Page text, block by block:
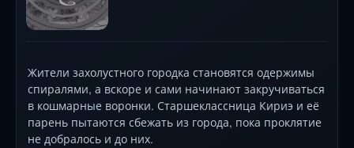
Жители захолустного городка становятся одержимы
спиралями, а вскоре и сами начинают закручиваться
в кошмарные воронки. Старшеклассница Кириэ и её
парень пытаются сбежать из города, пока проклятие
не добралось и до них.